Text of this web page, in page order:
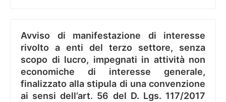
Avviso di manifestazione di interesse
rivolto a enti del terzo settore, senza
scopo di lucro, impegnati in attività non
economiche di interesse generale,
finalizzato alla stipula di una convenzione
ai sensi dell’art. 56 del D. Lgs. 117/2017